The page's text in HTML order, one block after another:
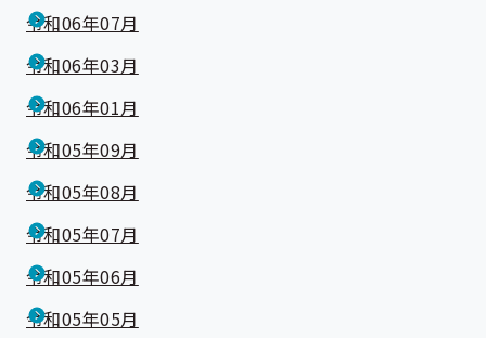
令和06年07月
令和06年03月
令和06年01月
令和05年09月
令和05年08月
令和05年07月
令和05年06月
令和05年05月